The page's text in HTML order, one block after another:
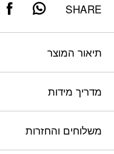
SHARE
תיאור המוצר
מדריך מידות
משלוחים והחזרות